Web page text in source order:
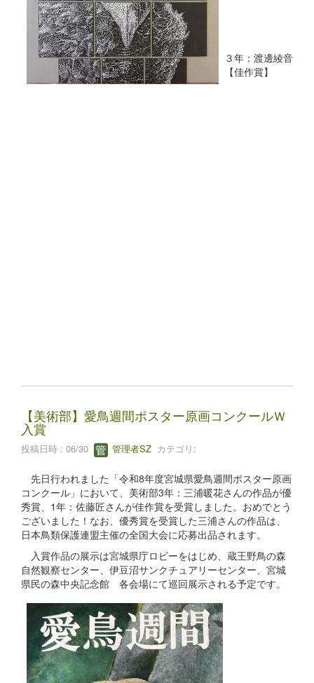
３年：渡邊綾音
【佳作賞】
【美術部】愛鳥週間ポスター原画コンクールＷ
入賞
投稿日時 : 06/30 管理者SZ カテゴリ:
先日行われました「令和8年度宮城県愛鳥週間ポスター原画
コンクール」において、美術部3年：三浦暖花さんの作品が優
秀賞、1年：佐藤匠さんが佳作賞を受賞しました。おめでとう
ございました！なお、優秀賞を受賞した三浦さんの作品は、
日本鳥類保護連盟主催の全国大会に応募出品されます。
入賞作品の展示は宮城県庁ロビーをはじめ、蔵王野鳥の森
自然観察センター、伊豆沼サンクチュアリーセンター、宮城
県民の森中央記念館 各会場にて巡回展示される予定です。